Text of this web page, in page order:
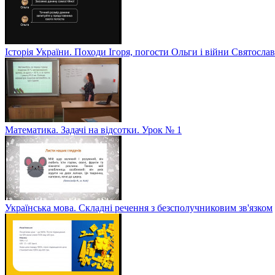
Історія України. Походи Ігоря, погости Ольги і війни
Математика. Задачі на відсотки. Урок № 1
Українська мова. Складні речення з безсполучниковим зв'язком